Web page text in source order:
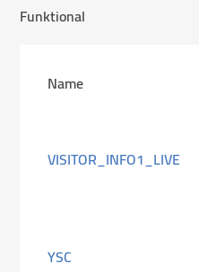
Funktional
Name
VISITOR_INFO1_LIVE
YSC